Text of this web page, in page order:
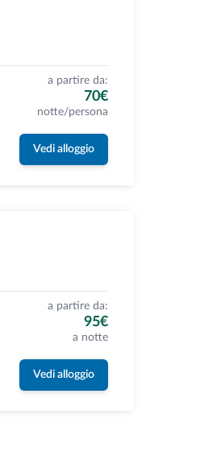
a partire da:
70€
notte/persona
Vedi alloggio
a partire da:
95€
a notte
Vedi alloggio